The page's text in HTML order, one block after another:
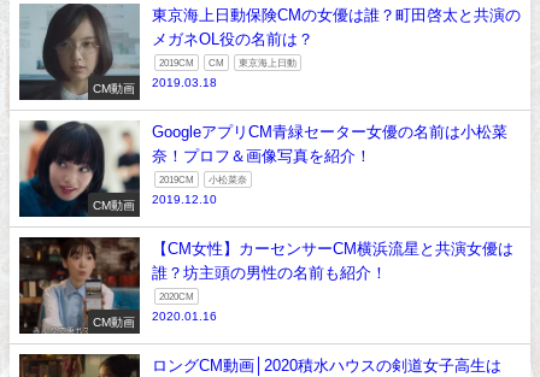
CM動画
東京海上日動保険CMの女優は誰？町田啓太と共演の
メガネOL役の名前は？
2019CM CM 東京海上日動
2019.03.18
CM動画
GoogleアプリCM青緑セーター女優の名前は小松菜
奈！プロフ＆画像写真を紹介！
2019CM 小松菜奈
2019.12.10
CM動画
【CM女性】カーセンサーCM横浜流星と共演女優は
誰？坊主頭の男性の名前も紹介！
2020CM
2020.01.16
ロングCM動画│2020積水ハウスの剣道女子高生は